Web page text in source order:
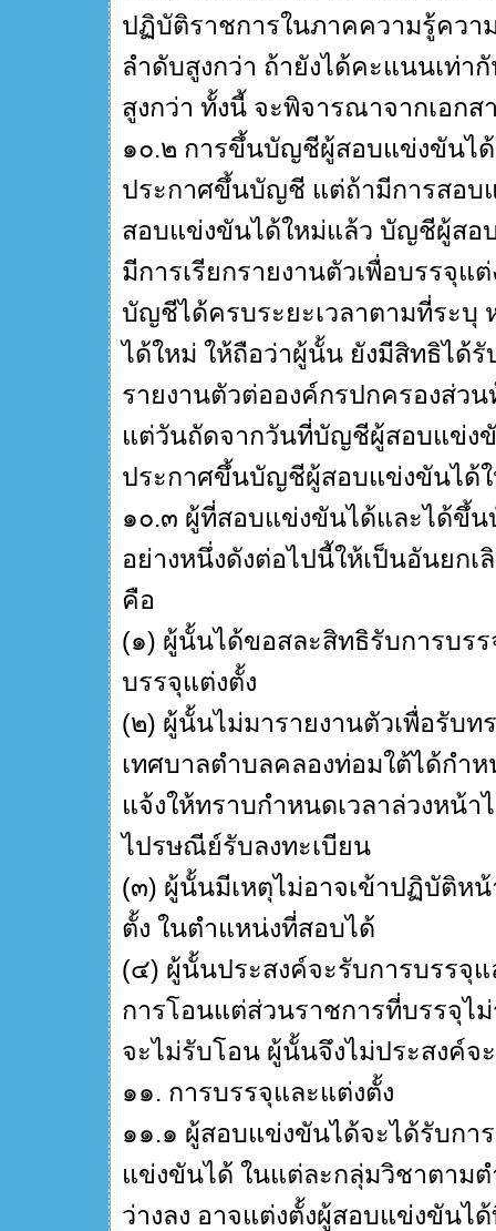
ปฏิบัติราชการในภาคความรู้ควา
ลำดับสูงกว่า ถ้ายังได้คะแนนเท่
สูงกว่า ทั้งนี้ จะพิจารณาจากเอก
๑๐.๒ การขึ้นบัญชีผู้สอบแข่งขันไ
ประกาศขึ้นบัญชี แต่ถ้ามีการสอ
สอบแข่งขันได้ใหม่แล้ว บัญชีผู้สอ
มีการเรียกรายงานตัวเพื่อบรรจุ
บัญชีได้ครบระยะเวลาตามที่ระ
ได้ใหม่ ให้ถือว่าผู้นั้น ยังมีสิทธิได้
รายงานตัวต่อองค์กรปกครองส่ว
แต่วันถัดจากวันที่บัญชีผู้สอบแข่ง
ประกาศขึ้นบัญชีผู้สอบแข่งขันได้
๑๐.๓ ผู้ที่สอบแข่งขันได้และได้ขึ้
อย่างหนึ่งดังต่อไปนี้ให้เป็นอันย
คือ
(๑) ผู้นั้นได้ขอสละสิทธิรับการบรร
บรรจุแต่งตั้ง
(๒) ผู้นั้นไม่มารายงานตัวเพื่อรับท
เทศบาลตำบลคลองท่อมใต้ได้กำ
แจ้งให้ทราบกำหนดเวลาล่วงหน้
ไปรษณีย์รับลงทะเบียน
(๓) ผู้นั้นมีเหตุไม่อาจเข้าปฏิบัติห
ตั้ง ในตำแหน่งที่สอบได้
(๔) ผู้นั้นประสงค์จะรับการบรรจุ
การโอนแต่ส่วนราชการที่บรรจุไ
จะไม่รับโอน ผู้นั้นจึงไม่ประสงค์จ
๑๑. การบรรจุและแต่งตั้ง
๑๑.๑ ผู้สอบแข่งขันได้จะได้รับก
แข่งขันได้ ในแต่ละกลุ่มวิชาตาม
ว่างลง อาจแต่งตั้งผู้สอบแข่งขันไ